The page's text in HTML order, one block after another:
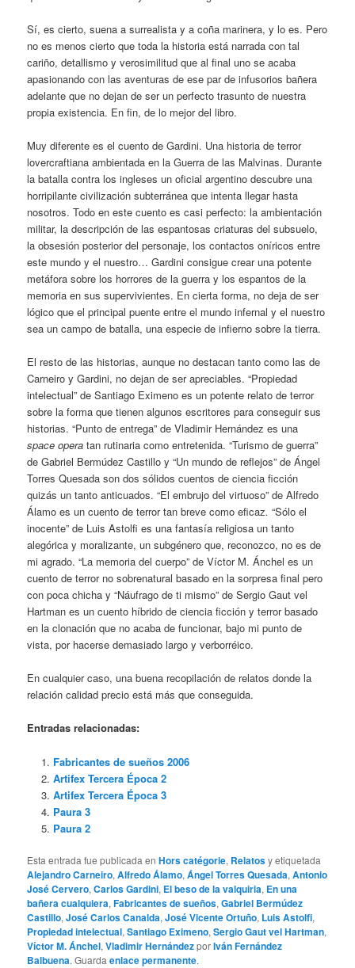
Sí, es cierto, suena a surrealista y a coña marinera, y lo es. Pero
no es menos cierto que toda la historia está narrada con tal
cariño, detallismo y verosimilitud que al final uno se acaba
apasionando con las aventuras de ese par de infusorios bañera
adelante que no dejan de ser un perfecto trasunto de nuestra
propia existencia. En fin, de lo mejor del libro.
Muy diferente es el cuento de Gardini. Una historia de terror
lovercraftiana ambientada en la Guerra de las Malvinas. Durante
la batalla contra los ingleses un oficial argentino descubre una
horripilante civilización subterránea que intenta llegar hasta
nosotros. Todo en este cuento es casi perfecto: la ambientación
militar, la descripción de las espantosas criaturas del subsuelo,
la obsesión posterior del personaje, los contactos oníricos entre
este mundo y el nuestro… Gardini consigue crear una potente
metáfora sobre los horrores de la guerra y los espantos de la
memoria en sus supervivientes. En cierta forma, no deja de ser
lógico que el principal puente entre el mundo infernal y el nuestro
sea un campo de batalla, una especie de infierno sobre la tierra.
El resto de las historias, aunque no destacan tanto como las de
Carneiro y Gardini, no dejan de ser apreciables. “Propiedad
intelectual” de Santiago Eximeno es un potente relato de terror
sobre la forma que tienen algunos escritores para conseguir sus
historias. “Punto de entrega” de Vladimir Hernández es una
space opera tan rutinaria como entretenida. “Turismo de guerra”
de Gabriel Bermúdez Castillo y “Un mundo de reflejos” de Ángel
Torres Quesada son dos sólidos cuentos de ciencia ficción
quizás un tanto anticuados. “El embrujo del virtuoso” de Alfredo
Álamo es un cuento de terror tan breve como eficaz.“Sólo el
inocente” de Luis Astolfi es una fantasía religiosa un tanto
alegórica y moralizante, un subgénero que, reconozco, no es de
mi agrado. “La memoria del cuerpo” de Víctor M. Ánchel es un
cuento de terror no sobrenatural basado en la sorpresa final pero
con poca chicha y “Náufrago de ti mismo” de Sergio Gaut vel
Hartman es un cuento híbrido de ciencia ficción y terror basado
en la clonación que no acaba de funcionar, bajo mi punto de
vista, por hacerse demasiado largo y verborréico.
En cualquier caso, una buena recopilación de relatos donde la
relación calidad precio está más que conseguida.
Entradas relacionadas:
Fabricantes de sueños 2006
Artifex Tercera Época 2
Artifex Tercera Época 3
Paura 3
Paura 2
Esta entrada fue publicada enHors catégorie, Relatosy etiquetada
Alejandro Carneiro,Alfredo Álamo,Ángel Torres Quesada,Antonio
José Cervero,Carlos Gardini, El beso de la valquiria, En una
bañera cualquiera,Fabricantes de sueños,Gabriel Bermúdez
Castillo,José Carlos Canalda,José Vicente Ortuño, Luis Astolfi,
Propiedad intelectual,Santiago Eximeno,Sergio Gaut vel Hartman,
Víctor M. Ánchel,Vladimir HernándezporIván Fernández
Balbuena. Guardaenlace permanente.